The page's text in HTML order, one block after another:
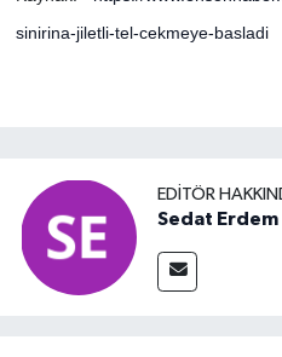
sinirina-jiletli-tel-cekmeye-basladi
EDITÖR
Sedat Erdem